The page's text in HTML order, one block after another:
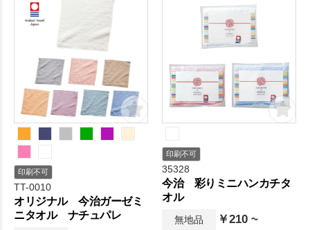
品が登場しました。長くお使
い頂けるので販促効果も高
く、今注目のエコ要素も加わ
って提案しやすいアイテムに
仕上がりました。企業の周年
記念や学校の創立記念などの
大切な記念日のアイテムと。
オリジナルグッズドットコム
の選りすぐり。
印刷不可
TT-0010
オリジナル 今治ガーゼミ
ニタオル ナチュパレ
印刷不可
35328
今治 彩りミニハンカチタ
オル
無地品 ￥210 ~